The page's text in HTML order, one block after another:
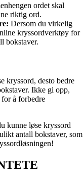
ordet skal
riktig ord.
Dersom du virkelig
kryssordverktøy for
bokstaver.
kryssord, desto bedre
Ikke gi opp,
å forbedre
kunne løse kryssord
antall bokstaver, som